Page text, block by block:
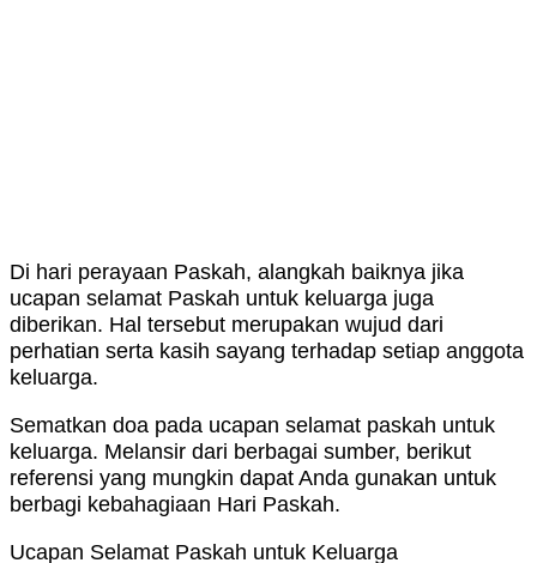
Di hari perayaan Paskah, alangkah baiknya jika
ucapan selamat Paskah untuk keluarga juga
diberikan. Hal tersebut merupakan wujud dari
perhatian serta kasih sayang terhadap setiap anggota
keluarga.
Sematkan doa pada ucapan selamat paskah untuk
keluarga. Melansir dari berbagai sumber, berikut
referensi yang mungkin dapat Anda gunakan untuk
berbagi kebahagiaan Hari Paskah.
Ucapan Selamat Paskah untuk Keluarga